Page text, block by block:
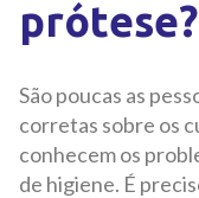
prótese?
São poucas as
corretas sobre os
conhecem os
de higiene. É